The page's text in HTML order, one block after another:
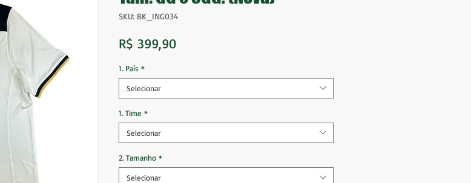
SKU: BK_ING034
R$ 399,90Preço
1. País *
Selecionar
1. Time *
Selecionar
2. Tamanho *
Selecionar